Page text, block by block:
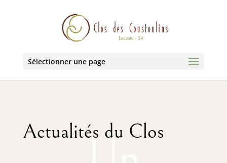
Sélectionner une page
Actualités du Clos